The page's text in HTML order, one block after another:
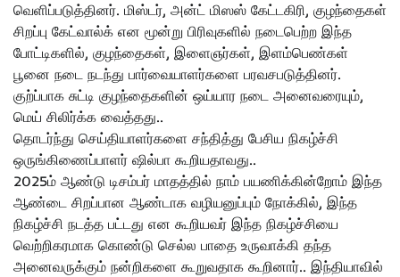
வெளிப்படுத்தினர். மிஸ்டர், அன்ட் மிஸஸ் கேட்டகிரி, குழந்தைகள்
சிறப்பு கேட்வால்க் என மூன்று பிரிவுகளில் நடைபெற்ற இந்த
போட்டிகளில், குழந்தைகள், இளைஞர்கள், இளம்பெண்கள்
பூனை நடை நடந்து பார்வையாளர்களை பரவசபடுத்தினர்.
குற்ப்பாக சுட்டி குழந்தைகளின் ஒய்யார நடை அனைவரையும்,
மெய் சிலிர்க்க வைத்தது..
தொடர்ந்து செய்தியாளர்களை சந்தித்து பேசிய நிகழ்ச்சி
ஒருங்கிணைப்பாளர் ஷில்பா கூறியதாவது..
2025ம் ஆண்டு டிசம்பர் மாதத்தில் நாம் பயணிக்கின்றோம் இந்த
ஆண்டை சிறப்பான ஆண்டாக வழியனுப்பும் நோக்கில், இந்த
நிகழ்ச்சி நடத்த பட்டது என கூறியவர் இந்த நிகழ்ச்சியை
வெற்றிகரமாக கொண்டு செல்ல பாதை உருவாக்கி தந்த
அனைவருக்கும் நன்றிகளை கூறுவதாக கூறினார்.. இந்தியாவில்